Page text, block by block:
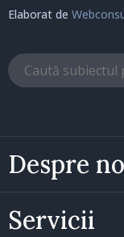
Despre
Servicii
Elaborat de